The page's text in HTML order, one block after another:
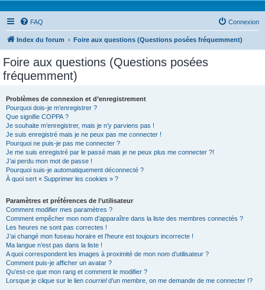
FAQ Connexion
Index du forum Foire aux questions (Questions posées fréquemment)
Foire aux questions (Questions posées
fréquemment)
Problèmes de connexion et d’enregistrement
Pourquoi dois-je m’enregistrer ?
Que signifie COPPA ?
Je souhaite m’enregistrer, mais je n’y parviens pas !
Je suis enregistré mais je ne peux pas me connecter !
Pourquoi ne puis-je pas me connecter ?
Je me suis enregistré par le passé mais je ne peux plus me connecter ?!
J’ai perdu mon mot de passe !
Pourquoi suis-je automatiquement déconnecté ?
À quoi sert « Supprimer les cookies » ?
Paramètres et préférences de l’utilisateur
Comment modifier mes paramètres ?
Comment empêcher mon nom d’apparaître dans la liste des membres connectés ?
Les heures ne sont pas correctes !
J’ai changé mon fuseau horaire et l’heure est toujours incorrecte !
Ma langue n’est pas dans la liste !
A quoi correspondent les images à proximité de mon nom d’utilisateur ?
Comment puis-je afficher un avatar ?
Qu’est-ce que mon rang et comment le modifier ?
Lorsque je clique sur le lien courrield’un membre, on me demande de me connecter !?